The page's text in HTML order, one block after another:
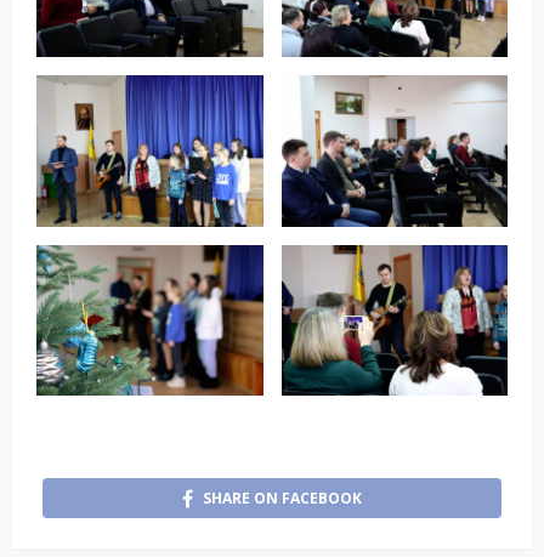
SHARE ON FACEBOOK